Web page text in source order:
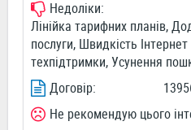
Недоліки:
Лінійка тарифних планів,
послуги, Швидкість
техпідтримки, Усунення
Договір:
Не рекомендую цього